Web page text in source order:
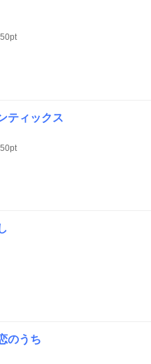
50pt
ティックス
50pt
のうち